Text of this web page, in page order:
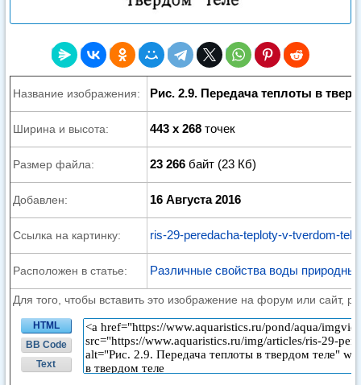
Название изображения: Рис. 2.9. Передача теплоты в
Ширина и высота: 443 x 268 точек
Размер файла: 23 266 байт (23 Кб)
Добавлен: 16 Августа 2016
Ссылка на картинку: ris-29-peredacha-teploty-v-tverdom-
Расположен в статье: Различные свойства воды
Для того, чтобы вставить это изображение на форум или сайт,
HTML
BB Code
Text